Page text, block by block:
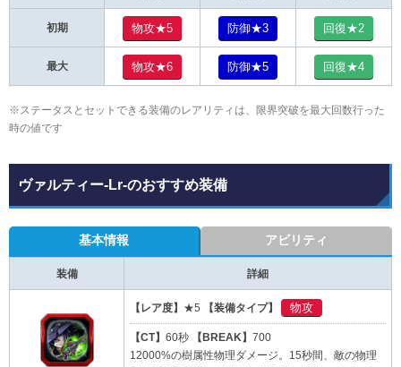
初期 物攻★5 防御★3 回復★2
最大 物攻★6 防御★5 回復★4
※ステータスとセットできる装備のレアリティは、限界突破を最大回数行った
時の値です
ヴァルティー-Lr-のおすすめ装備
基本情報 アビリティ
装備 詳細
【レア度】 ★5 【装備タイプ】 物攻
【CT】 60秒 【BREAK】
700
12000%の樹属性物理ダメージ。15秒間、敵の物理